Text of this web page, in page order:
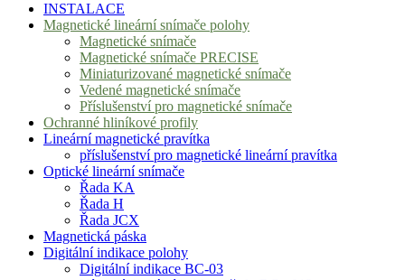
INSTALACE
Magnetické lineární snímače polohy
Magnetické snímače
Magnetické snímače PRECISE
Miniaturizované magnetické snímače
Vedené magnetické snímače
Příslušenství pro magnetické snímače
Ochranné hliníkové profily
Lineární magnetické pravítka
příslušenství pro magnetické lineární pravítka
Optické lineární snímače
Řada KA
Řada H
Řada JCX
Magnetická páska
Digitální indikace polohy
Digitální indikace BC-03